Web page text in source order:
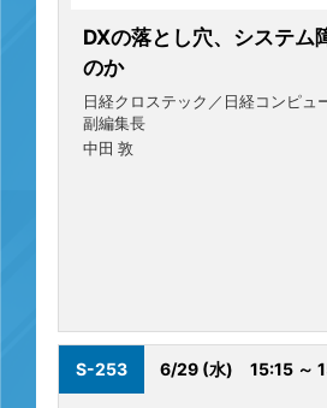
DXの落とし穴、システム
のか
日経クロステック／日経コンピュ
副編集長
中田 敦
S-253 6/29 (水) 15:15 ～